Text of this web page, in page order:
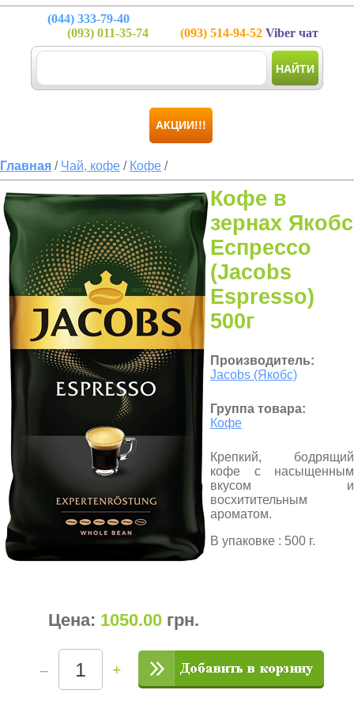
(044) 333-79-40
(093) 011-35-74 (093) 514-94-52 Viber чат
НАЙТИ
АКЦИИ!!!
Главная / Чай, кофе / Кофе /
Кофе в
зернах Якобс
Еспрессо
(Jacobs
Espresso)
500г
Производитель:
Jacobs (Якобс)
Группа товара:
Кофе
Крепкий, бодрящий
кофе с насыщенным
вкусом и
восхитительным
ароматом.
В упаковке : 500 г.
Цена: 1050.00 грн.
– +